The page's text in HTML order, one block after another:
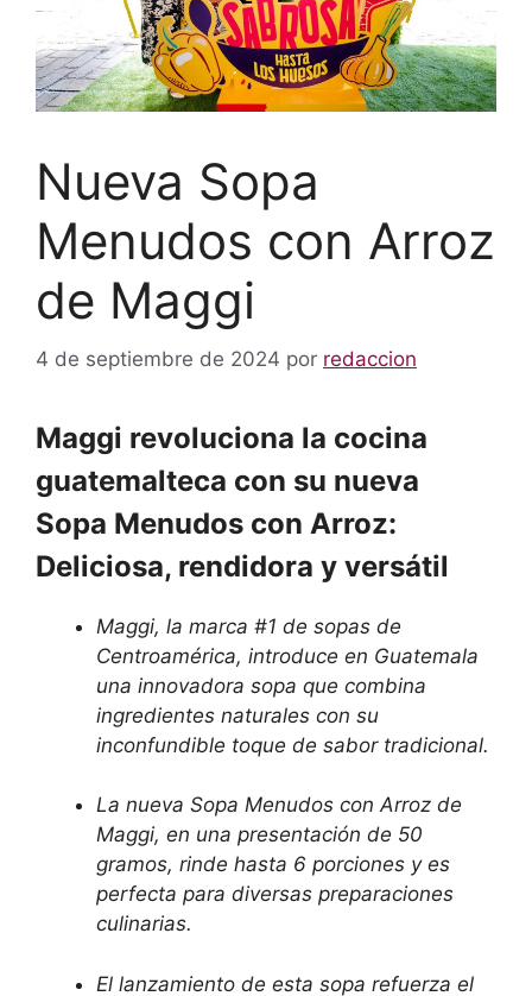
Nueva Sopa
Menudos con Arroz
de Maggi
4 de septiembre de 2024 por redaccion
Maggi revoluciona la cocina
guatemalteca con su nueva
Sopa Menudos con Arroz:
Deliciosa, rendidora y versátil
Maggi, la marca #1 de sopas de
Centroamérica, introduce en Guatemala
una innovadora sopa que combina
ingredientes naturales con su
inconfundible toque de sabor tradicional.
La nueva Sopa Menudos con Arroz de
Maggi, en una presentación de 50
gramos, rinde hasta 6 porciones y es
perfecta para diversas preparaciones
culinarias.
El lanzamiento de esta sopa refuerza el